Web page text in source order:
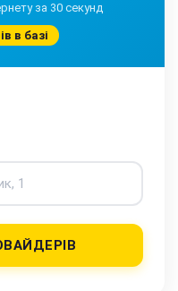
за 30 секунд
в базі